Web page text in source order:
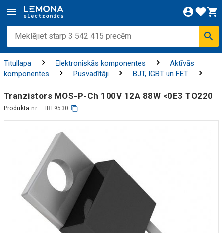
Titullapa Elektroniskās komponentes
Aktīvās
komponentes
Pusvadītāji
BJT, IGBT un FET
Tranzistors MOS-P-Ch 100V 12A 88W <0E3 TO220
Produkta nr.: IRF9530